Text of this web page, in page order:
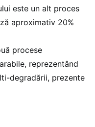
este un alt proces
aproximativ 20%
procese
reprezentând
degradării, prezente